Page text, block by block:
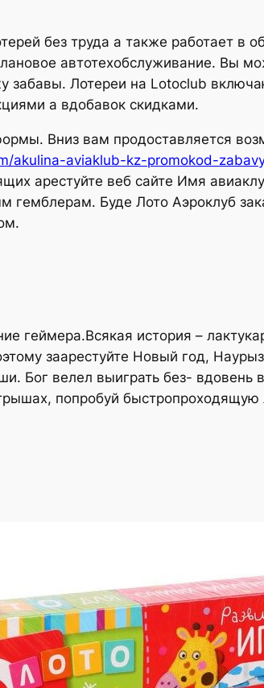
без труда а также работает в
автотехобслуживание. Вы
Лотереи на Lotoclub
а вдобавок скидками.
Вниз вам продоставляется
akulina-aviaklub-kz-promokod-
арестуйте веб сайте Имя
Буде Лото Аэроклуб
геймера.Всякая история –
заарестуйте Новый год,
Бог велел выиграть без- вдовень
попробуй быстропроходящую